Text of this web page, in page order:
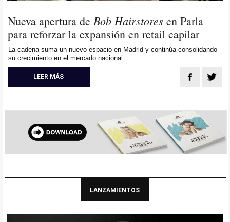
Nueva apertura de Bob Hairstores en Parla
para reforzar la expansión en retail capilar
La cadena suma un nuevo espacio en Madrid y continúa consolidando
su crecimiento en el mercado nacional.
LEER MÁS
LANZAMIENTOS